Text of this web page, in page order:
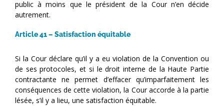
public à moins que le président de la Cour n’en décide
autrement.
Article 41 – Satisfaction équitable
Si la Cour déclare qu’il y a eu violation de la Convention ou
de ses protocoles, et si le droit interne de la Haute Partie
contractante ne permet d’effacer qu’imparfaitement les
conséquences de cette violation, la Cour accorde à la partie
lésée, s’il y a lieu, une satisfaction équitable.